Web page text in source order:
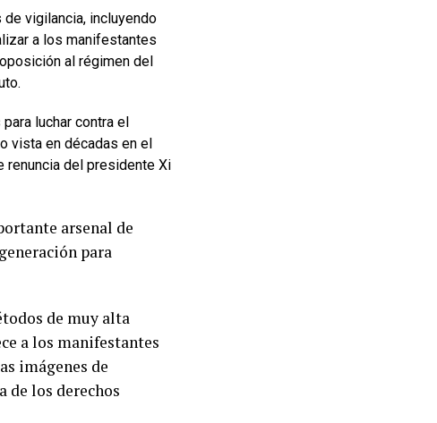
vigilancia, incluyendo
a los manifestantes
al régimen del
luchar contra el
vista en décadas en el
renuncia del presidente Xi
arsenal de
para
de muy alta
a los manifestantes
imágenes de
de los derechos